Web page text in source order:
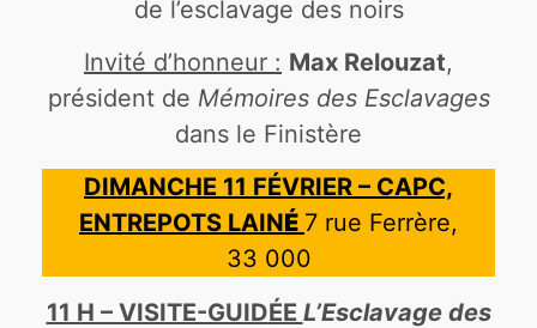
de l’esclavage des noirs
Invité d’honneur : Max Relouzat,
président de Mémoires des Esclavages
dans le Finistère
DIMANCHE 11 FÉVRIER – CAPC,
ENTREPOTS LAINÉ 7 rue Ferrère,
33 000
11 H – VISITE-GUIDÉE L’Esclavage des